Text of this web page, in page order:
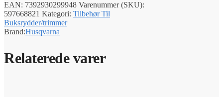
EAN: 7392930299948 Varenummer (SKU):
597668821 Kategori: Tilbehør Til
Buksrydder/trimmer
Brand:Husqvarna
Relaterede varer